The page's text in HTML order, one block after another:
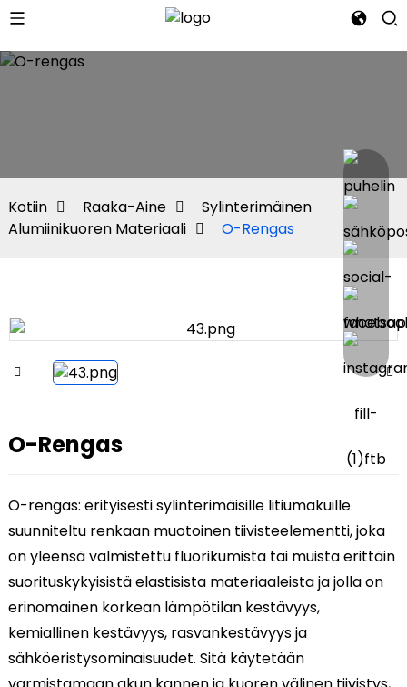
Kotiin Raaka-Aine
Sylinterimäinen
Alumiinikuoren Materiaali
O-Rengas
O-Rengas
O-rengas: erityisesti sylinterimäisille litiumakuille
suunniteltu renkaan muotoinen tiivisteelementti, joka
on yleensä valmistettu fluorikumista tai muista erittäin
suorituskykyisistä elastisista materiaaleista ja jolla on
erinomainen korkean lämpötilan kestävyys,
kemiallinen kestävyys, rasvankestävyys ja
sähköeristysominaisuudet. Sitä käytetään